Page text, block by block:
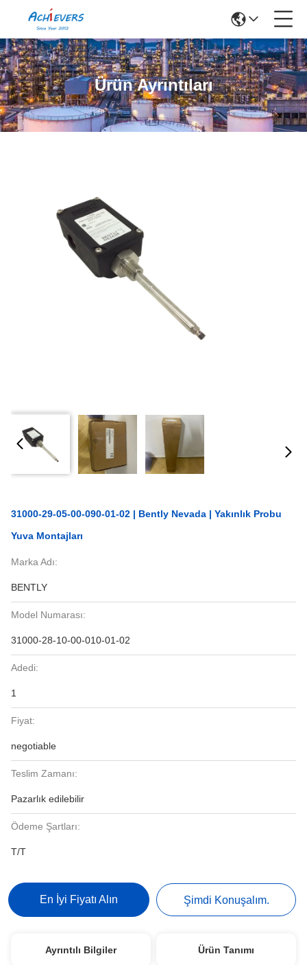
Ürün Ayrıntıları
31000-29-05-00-090-01-02 | Bently Nevada | Yakınlık Probu
Yuva Montajları
Marka Adı:
BENTLY
Model Numarası:
31000-28-10-00-010-01-02
Adedi:
1
Fiyat:
negotiable
Teslim Zamanı:
Pazarlık edilebilir
Ödeme Şartları:
T/T
En İyi Fiyatı Alın Şimdi Konuşalım.
Ayrıntılı Bilgiler Ürün Tanımı